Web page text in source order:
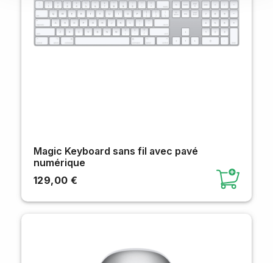
Magic Keyboard sans fil avec pavé
numérique
129,00 €